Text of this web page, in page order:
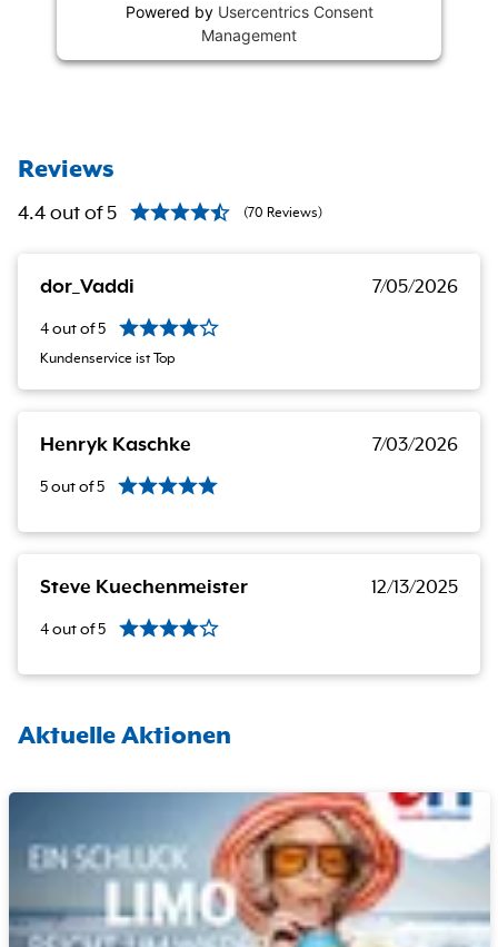
Powered by Usercentrics Consent
Management
Reviews
4.4 out of5 (70 Reviews)
dor_Vaddi 7/05/2026
4out of5
Kundenservice ist Top
Henryk Kaschke 7/03/2026
5out of5
Steve Kuechenmeister 12/13/2025
4out of5
Aktuelle Aktionen